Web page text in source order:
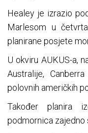
Healey je izrazio
Marlesom u
planirane posjete
U okviru AUKUS-a,
Australije,
polovnih američkih
Također planira
podmornica zajedno